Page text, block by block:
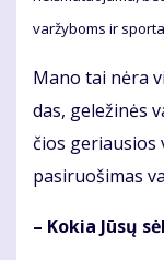
var­žy­boms ir
Ma­no tai nė­ra
das, ge­le­ži­nės
čios ge­riau­sios
pa­si­ruo­ši­mas
– Ko­kia Jū­sų